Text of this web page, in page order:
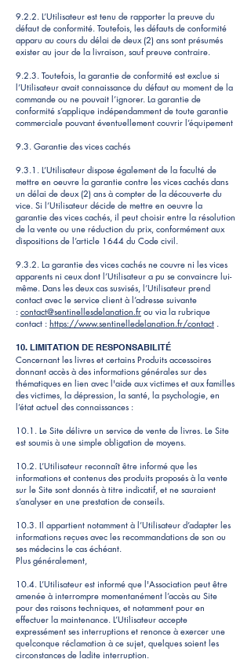
9.2.2. L’Utilisateur est tenu de rapporter la preuve du
défaut de conformité. Toutefois, les défauts de conformité
apparu au cours du délai de deux (2) ans sont présumés
exister au jour de la livraison, sauf preuve contraire.
9.2.3. Toutefois, la garantie de conformité est exclue si
l’Utilisateur avait connaissance du défaut au moment de la
commande ou ne pouvait l’ignorer. La garantie de
conformité s’applique indépendamment de toute garantie
commerciale pouvant éventuellement couvrir l’équipement
9.3. Garantie des vices cachés
9.3.1. L’Utilisateur dispose également de la faculté de
mettre en oeuvre la garantie contre les vices cachés dans
un délai de deux (2) ans à compter de la découverte du
vice. Si l’Utilisateur décide de mettre en oeuvre la
garantie des vices cachés, il peut choisir entre la résolution
de la vente ou une réduction du prix, conformément aux
dispositions de l’article 1644 du Code civil.
9.3.2. La garantie des vices cachés ne couvre ni les vices
apparents ni ceux dont l’Utilisateur a pu se convaincre lui-
même. Dans les deux cas susvisés, l’Utilisateur prend
contact avec le service client à l’adresse suivante
: contact@sentinellesdelanation.fr ou via la rubrique
contact : https://www.sentinelledelanation.fr/contact .
10. LIMITATION DE RESPONSABILITÉ
Concernant les livres et certains Produits accessoires
donnant accès à des informations générales sur des
thématiques en lien avec l'aide aux victimes et aux familles
des victimes, la dépression, la santé, la psychologie, en
l’état actuel des connaissances :
10.1. Le Site délivre un service de vente de livres. Le Site
est soumis à une simple obligation de moyens.
10.2. L’Utilisateur reconnaît être informé que les
informations et contenus des produits proposés à la vente
sur le Site sont donnés à titre indicatif, et ne sauraient
s’analyser en une prestation de conseils.
10.3. Il appartient notamment à l’Utilisateur d’adapter les
informations reçues avec les recommandations de son ou
ses médecins le cas échéant.
Plus généralement,
10.4. L’Utilisateur est informé que l'Association peut être
amenée à interrompre momentanément l’accès au Site
pour des raisons techniques, et notamment pour en
effectuer la maintenance. L’Utilisateur accepte
expressément ses interruptions et renonce à exercer une
quelconque réclamation à ce sujet, quelques soient les
circonstances de ladite interruption.